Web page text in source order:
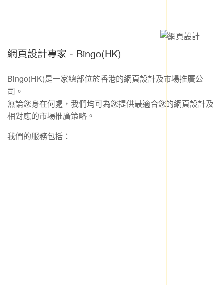
網頁設計專家 - Bingo(HK)
Bingo(HK)是一家總部位於香港的網頁設計及市場推廣公
司。
無論您身在何處，我們均可為您提供最適合您的網頁設計及
相對應的市場推廣策略。
我們的服務包括：